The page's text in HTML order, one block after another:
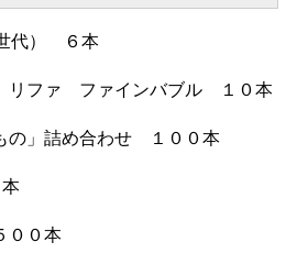
代） ６本
ファ ファインバブル １０本
の」詰め合わせ １００本
０本